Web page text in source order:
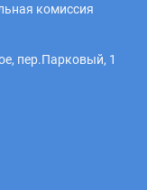
комиссия
пер.Парковый, 1